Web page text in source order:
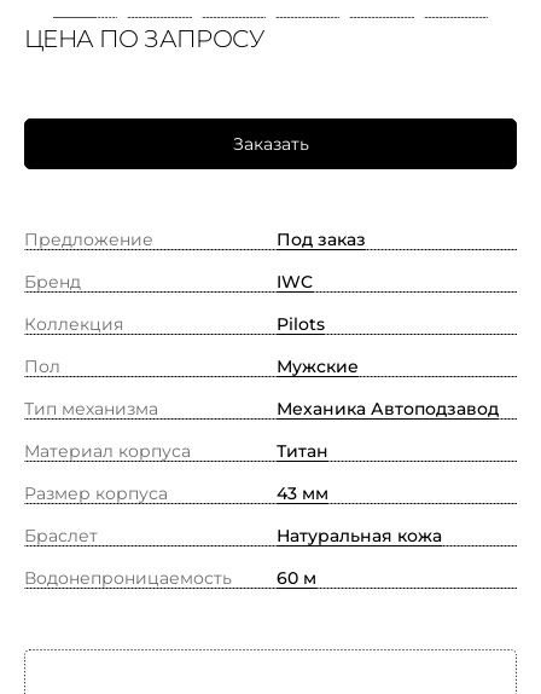
ЦЕНА ПО ЗАПРОСУ
Заказать
Предложение
Под заказ
Бренд
IWC
Коллекция
Pilots
Пол
Мужские
Тип механизма
Механика Автоподзавод
Материал корпуса
Титан
Размер корпуса
43 мм
Браслет
Натуральная кожа
Водонепроницаемость
60 м